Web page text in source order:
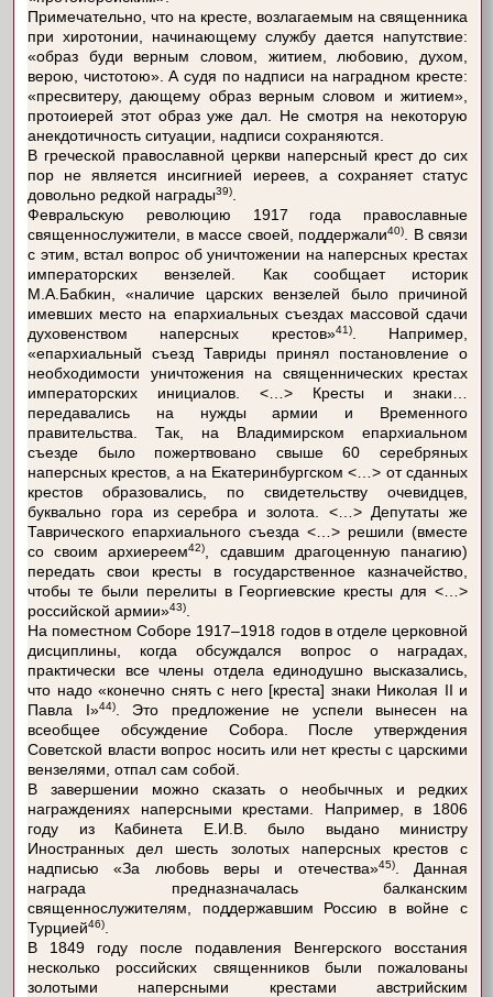
Примечательно, что на кресте, возлагаемым на священника
при хиротонии, начинающему службу дается напутствие:
«образ буди верным словом, житием, любовию, духом,
верою, чистотою». А судя по надписи на наградном кресте:
«пресвитеру, дающему образ верным словом и житием»,
протоиерей этот образ уже дал. Не смотря на некоторую
анекдотичность ситуации, надписи сохраняются.
В греческой православной церкви наперсный крест до сих
пор не является инсигнией иереев, а сохраняет статус
довольно редкой награды39)
Февральскую революцию 1917 года православные
священнослужители, в массе своей, поддержали40)
. В связи
с этим, встал вопрос об уничтожении на наперсных крестах
императорских вензелей. Как сообщает историк
М.А.Бабкин, «наличие царских вензелей было причиной
имевших место на епархиальных съездах массовой сдачи
духовенством наперсных крестов»41). Например,
«епархиальный съезд Тавриды принял постановление о
необходимости уничтожения на священнических крестах
императорских инициалов. <…> Кресты и знаки…
передавались на нужды армии и Временного
правительства. Так, на Владимирском епархиальном
съезде было пожертвовано свыше 60 серебряных
наперсных крестов, а на Екатеринбургском <…> от сданных
крестов образовались, по свидетельству очевидцев,
буквально гора из серебра и золота. <…> Депутаты же
Таврического епархиального съезда <…> решили (вместе
со своим архиереем42)
, сдавшим драгоценную панагию)
передать свои кресты в государственное казначейство,
чтобы те были перелиты в Георгиевские кресты для <…>
российской армии»43)
На поместном Соборе 1917–1918 годов в отделе церковной
дисциплины, когда обсуждался вопрос о наградах,
практически все члены отдела единодушно высказались,
что надо «конечно снять с него [креста] знаки Николая II и
Павла I»44). Это предложение не успели вынесен на
всеобщее обсуждение Собора. После утверждения
Советской власти вопрос носить или нет кресты с царскими
вензелями, отпал сам собой.
В завершении можно сказать о необычных и редких
награждениях наперсными крестами. Например, в 1806
году из Кабинета Е.И.В. было выдано министру
Иностранных дел шесть золотых наперсных крестов с
надписью «За любовь веры и отечества»45). Данная
награда предназначалась балканским
священнослужителям, поддержавшим Россию в войне с
Турцией46)
В 1849 году после подавления Венгерского восстания
несколько российских священников были пожалованы
золотыми наперсными крестами австрийским